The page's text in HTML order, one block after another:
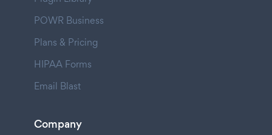
POWR Business
Plans & Pricing
HIPAA Forms
Email Blast
Company